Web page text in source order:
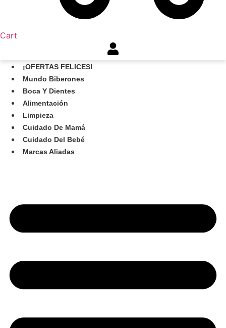
Cart
¡OFERTAS FELICES!
Mundo Biberones
Boca Y Dientes
Alimentación
Limpieza
Cuidado De Mamá
Cuidado Del Bebé
Marcas Aliadas